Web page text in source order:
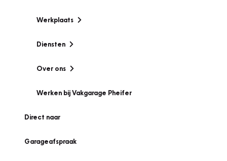
Werkplaats
Diensten
Over ons
Werken bij Vakgarage Pheifer
Direct naar
Garageafspraak